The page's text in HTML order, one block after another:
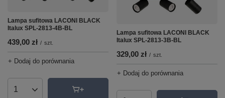
Lampa sufitowa LACONI BLACK
Italux SPL-2813-4B-BL
439,00 zł / szt.
+ Dodaj do porównania
Ilość produktów
Lampa sufitowa LACONI BLACK
Italux SPL-2813-3B-BL
329,00 zł / szt.
+ Dodaj do porównania